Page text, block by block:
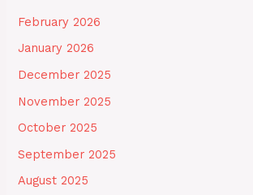
February 2026
January 2026
December 2025
November 2025
October 2025
September 2025
August 2025